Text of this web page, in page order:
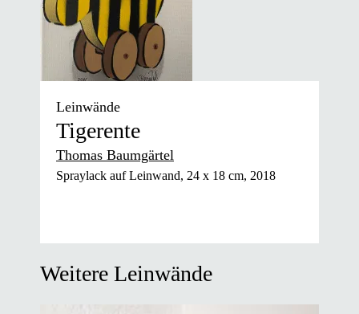
Leinwände
Tigerente
Thomas Baumgärtel
Spraylack auf Leinwand, 24 x 18 cm, 2018
Weitere Leinwände